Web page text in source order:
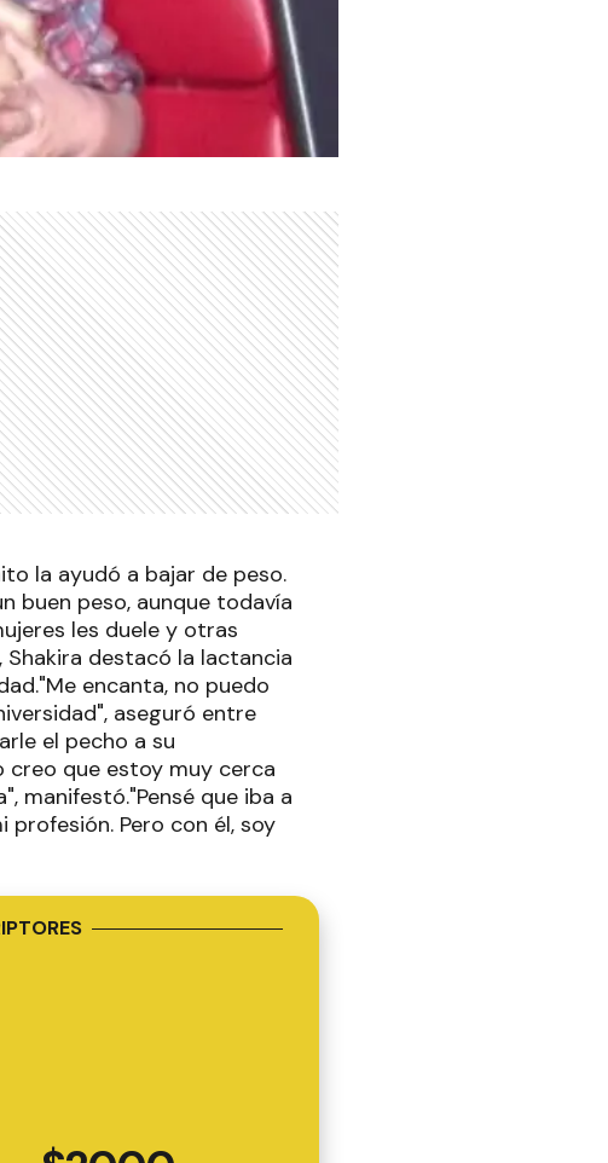
la ayudó a bajar de peso.
buen peso, aunque todavía
les duele y otras
destacó la lactancia
encanta, no puedo
aseguró entre
el pecho a su
creo que estoy muy cerca
manifestó."Pensé que iba a
Pero con él, soy